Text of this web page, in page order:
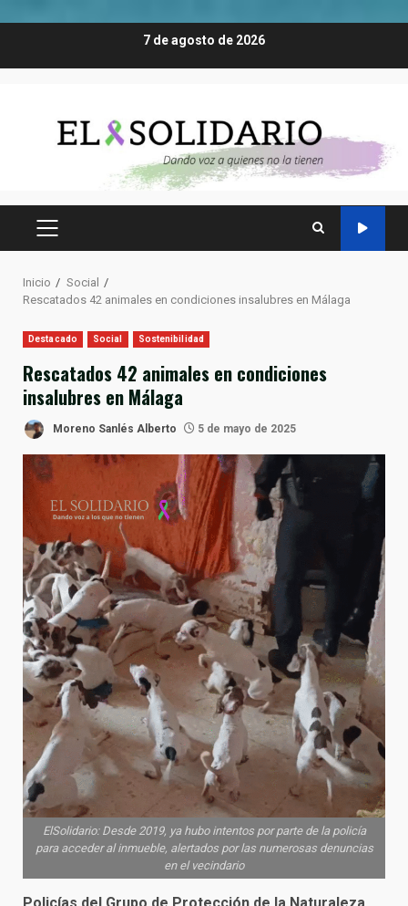
7 de agosto de 2026
MENÚ
Inicio
Social
Rescatados 42 animales en condiciones insalubres en Málaga
Destacado Social Sostenibilidad
Rescatados 42 animales en condiciones
insalubres en Málaga
Moreno Sanlés Alberto 5 de mayo de 2025
ElSolidario: Desde 2019, ya hubo intentos por parte de la policía
para acceder al inmueble, alertados por las numerosas denuncias
en el vecindario